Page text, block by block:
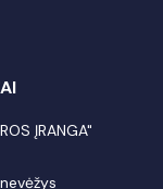
ĮRANGA"